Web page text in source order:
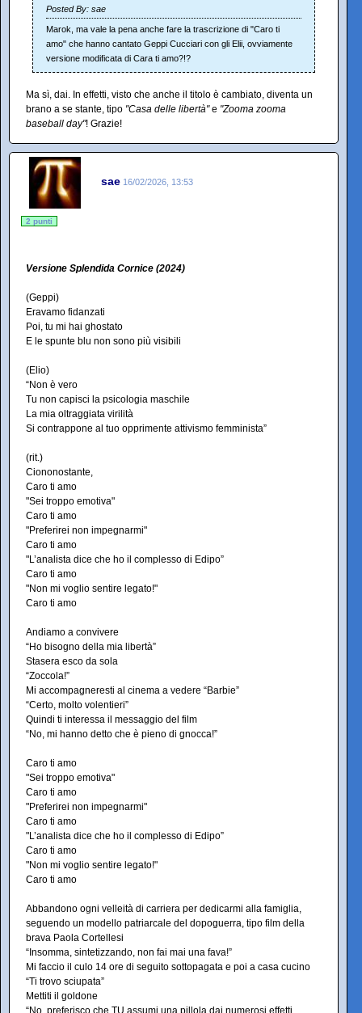
Posted By: sae
Marok, ma vale la pena anche fare la trascrizione di "Caro ti
amo" che hanno cantato Geppi Cucciari con gli Elii, ovviamente
versione modificata di Cara ti amo?!?
Ma sì, dai. In effetti, visto che anche il titolo è cambiato, diventa un
brano a se stante, tipo "Casa delle libertà"e "Zooma zooma
baseball day"! Grazie!
sae 16/02/2026, 13:53
2 punti
Versione Splendida Cornice (2024)
(Geppi)
Eravamo fidanzati
Poi, tu mi hai ghostato
E le spunte blu non sono più visibili
(Elio)
“Non è vero
Tu non capisci la psicologia maschile
La mia oltraggiata virilità
Si contrappone al tuo opprimente attivismo femminista”
(rit.)
Ciononostante,
Caro ti amo
"Sei troppo emotiva"
Caro ti amo
"Preferirei non impegnarmi"
Caro ti amo
"L’analista dice che ho il complesso di Edipo”
Caro ti amo
"Non mi voglio sentire legato!"
Caro ti amo
Andiamo a convivere
“Ho bisogno della mia libertà”
Stasera esco da sola
“Zoccola!”
Mi accompagneresti al cinema a vedere “Barbie”
“Certo, molto volentieri”
Quindi ti interessa il messaggio del film
“No, mi hanno detto che è pieno di gnocca!”
Caro ti amo
"Sei troppo emotiva"
Caro ti amo
"Preferirei non impegnarmi"
Caro ti amo
"L’analista dice che ho il complesso di Edipo”
Caro ti amo
"Non mi voglio sentire legato!"
Caro ti amo
Abbandono ogni velleità di carriera per dedicarmi alla famiglia,
seguendo un modello patriarcale del dopoguerra, tipo film della
brava Paola Cortellesi
“Insomma, sintetizzando, non fai mai una fava!”
Mi faccio il culo 14 ore di seguito sottopagata e poi a casa cucino
“Ti trovo sciupata”
Mettiti il goldone
“No, preferisco che TU assumi una pillola dai numerosi effetti